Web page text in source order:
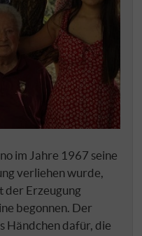
im Jahre 1967 seine
verliehen wurde,
der Erzeugung
begonnen. Der
Händchen dafür, die